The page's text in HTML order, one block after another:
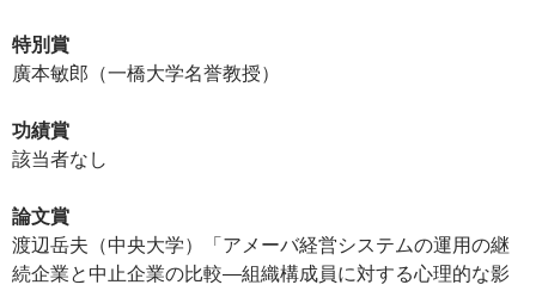
特別賞
廣本敏郎（一橋大学名誉教授）
功績賞
該当者なし
論文賞
渡辺岳夫（中央大学）「アメーバ経営システムの運用の継
続企業と中止企業の比較―組織構成員に対する心理的な影